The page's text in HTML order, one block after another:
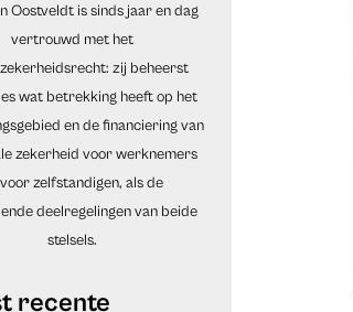
Oostveldt is sinds jaar en dag
vertrouwd met het
zij beheerst
wat betrekking heeft op het
en de financiering van
zekerheid voor werknemers
zelfstandigen, als de
deelregelingen van beide
stelsels.